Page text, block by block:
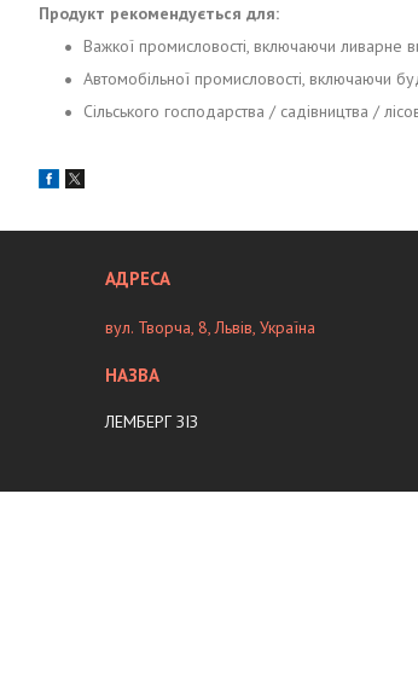
Продукт рекомендується для:
Важкої промисловості, включаючи ливарне
Автомобільної промисловості, включаючи
Сільського господарства / садівництва /
вул. Творча, 8, Львів, Україна
ЛЕМБЕРГ ЗІЗ